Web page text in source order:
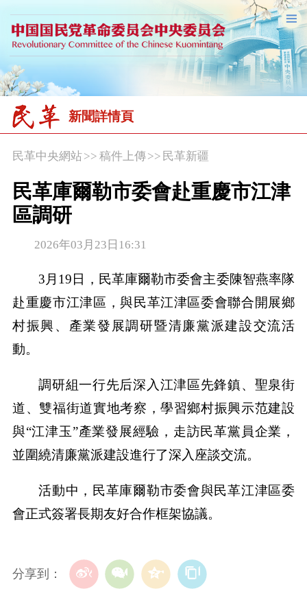
新聞詳情頁
民革中央網站>> 稿件上傳>> 民革新疆
民革庫爾勒市委會赴重慶市江津
區調研
2026年03月23日16:31
3月19日，民革庫爾勒市委會主委陳智燕率隊
赴重慶市江津區，與民革江津區委會聯合開展鄉
村振興、產業發展調研暨清廉黨派建設交流活
動。
調研組一行先后深入江津區先鋒鎮、聖泉街
道、雙福街道實地考察，學習鄉村振興示范建設
與“江津玉”產業發展經驗，走訪民革黨員企業，
並圍繞清廉黨派建設進行了深入座談交流。
活動中，民革庫爾勒市委會與民革江津區委
會正式簽署長期友好合作框架協議。
分享到：